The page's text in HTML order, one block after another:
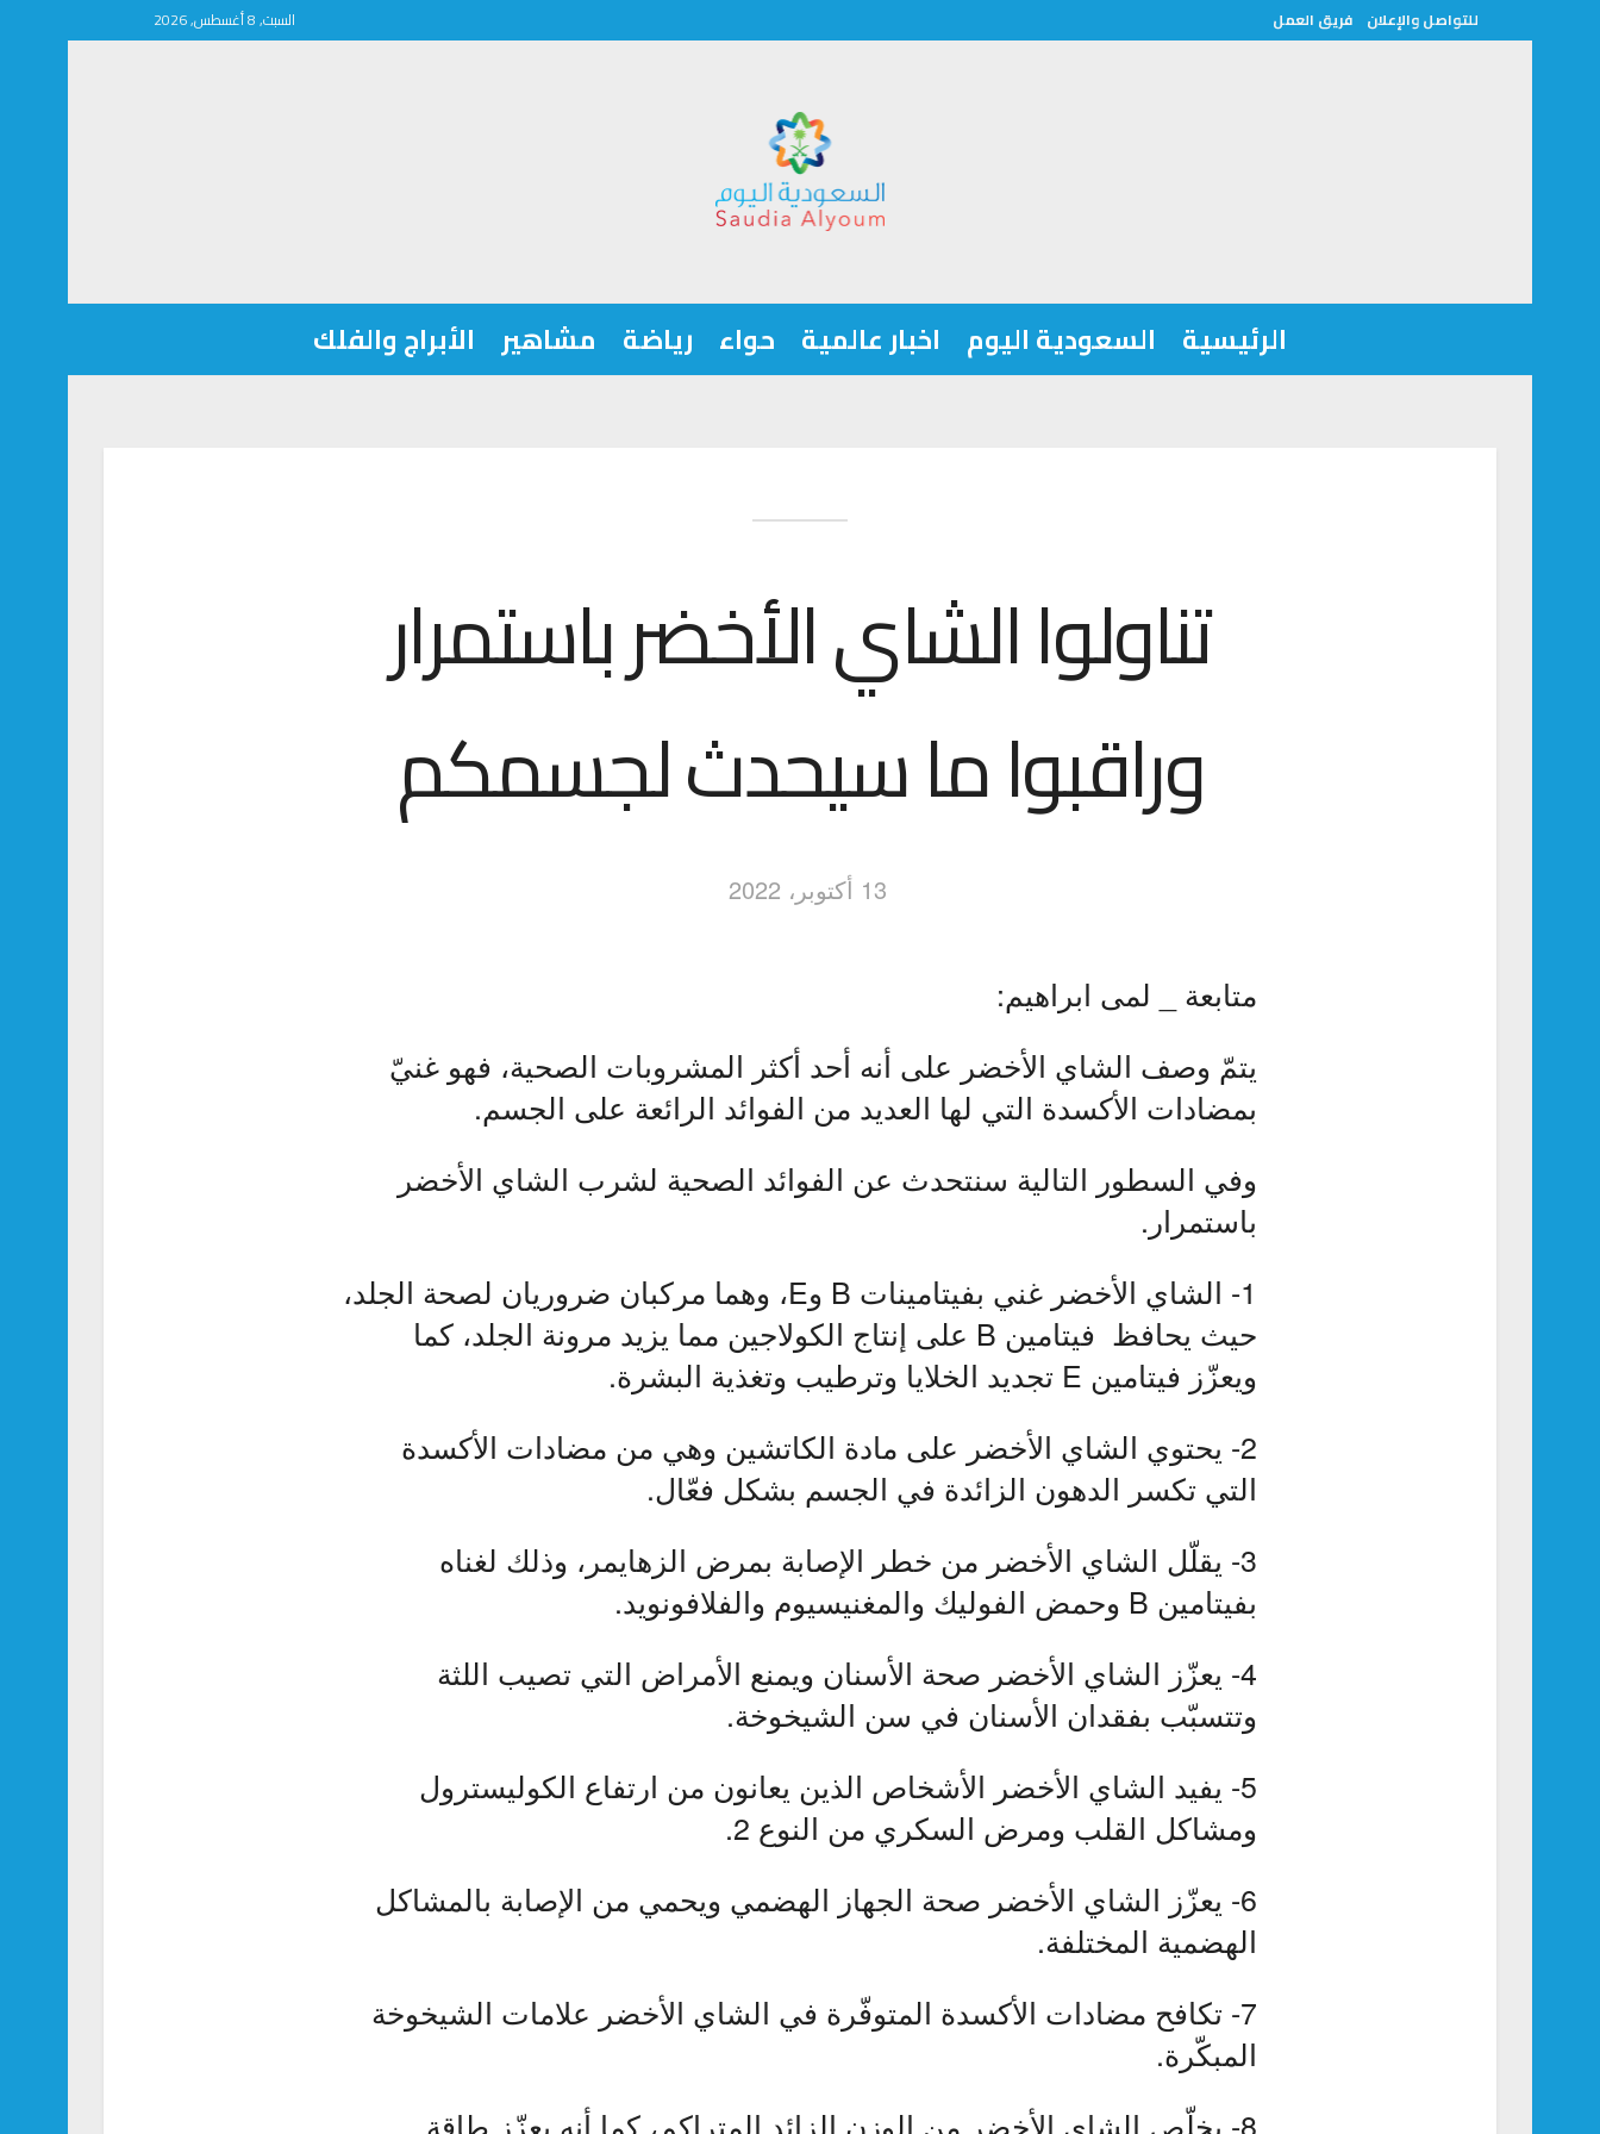
للتواصل والإعلان فريق العمل السبت, 8 أغسطس, 2026
الرئيسية السعودية اليوم اخبار عالمية حواء رياضة مشاهير الأبراج والفلك
تناولوا الشاي الأخضر باستمرار
وراقبوا ما سيحدث لجسمكم
13 أكتوبر، 2022
متابعة _ لمى ابراهيم:
يتمّ وصف الشاي الأخضر على أنه أحد أكثر المشروبات الصحية، فهو غنيّ
بمضادات الأكسدة التي لها العديد من الفوائد الرائعة على الجسم.
وفي السطور التالية سنتحدث عن الفوائد الصحية لشرب الشاي الأخضر
باستمرار.
1- الشاي الأخضر غني بفيتامينات B وE، وهما مركبان ضروريان لصحة الجلد،
حيث يحافظ فيتامين B على إنتاج الكولاجين مما يزيد مرونة الجلد، كما
ويعزّز فيتامين E تجديد الخلايا وترطيب وتغذية البشرة.
2- يحتوي الشاي الأخضر على مادة الكاتشين وهي من مضادات الأكسدة
التي تكسر الدهون الزائدة في الجسم بشكل فعّال.
3- يقلّل الشاي الأخضر من خطر الإصابة بمرض الزهايمر، وذلك لغناه
بفيتامين B وحمض الفوليك والمغنيسيوم والفلافونويد.
4- يعزّز الشاي الأخضر صحة الأسنان ويمنع الأمراض التي تصيب اللثة
وتتسبّب بفقدان الأسنان في سن الشيخوخة.
5- يفيد الشاي الأخضر الأشخاص الذين يعانون من ارتفاع الكوليسترول
ومشاكل القلب ومرض السكري من النوع 2.
6- يعزّز الشاي الأخضر صحة الجهاز الهضمي ويحمي من الإصابة بالمشاكل
الهضمية المختلفة.
7- تكافح مضادات الأكسدة المتوفّرة في الشاي الأخضر علامات الشيخوخة
المبكّرة.
8- يخلّص الشاي الأخضر من الوزن الزائد المتراكم، كما أنه يعزّز طاقة